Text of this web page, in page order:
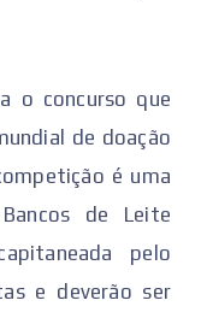
o concurso que
de doação
é uma
de Leite
pelo
e deverão ser